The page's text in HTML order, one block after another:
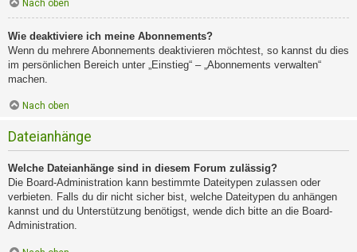
Nach oben
Wie deaktiviere ich meine Abonnements?
Wenn du mehrere Abonnements deaktivieren möchtest, so kannst du dies
im persönlichen Bereich unter „Einstieg“ – „Abonnements verwalten“
machen.
Nach oben
Dateianhänge
Welche Dateianhänge sind in diesem Forum zulässig?
Die Board-Administration kann bestimmte Dateitypen zulassen oder
verbieten. Falls du dir nicht sicher bist, welche Dateitypen du anhängen
kannst und du Unterstützung benötigst, wende dich bitte an die Board-
Administration.